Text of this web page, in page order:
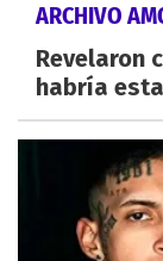
ARCHIVO
Revelaron
habría